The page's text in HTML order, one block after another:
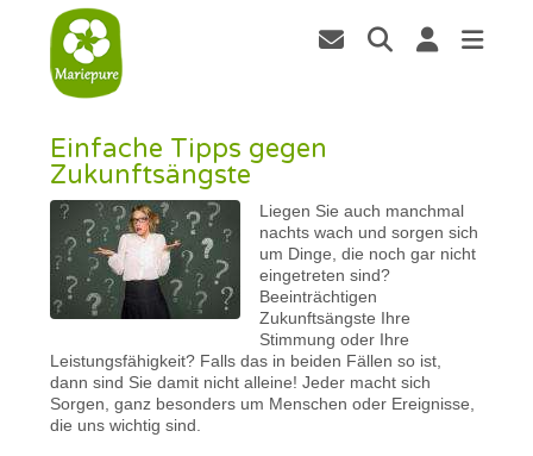
Einfache Tipps gegen
Zukunftsängste
Liegen Sie auch manchmal
nachts wach und sorgen sich
um Dinge, die noch gar nicht
eingetreten sind?
Beeinträchtigen
Zukunftsängste Ihre
Stimmung oder Ihre
Leistungsfähigkeit? Falls das in beiden Fällen so ist,
dann sind Sie damit nicht alleine! Jeder macht sich
Sorgen, ganz besonders um Menschen oder Ereignisse,
die uns wichtig sind.